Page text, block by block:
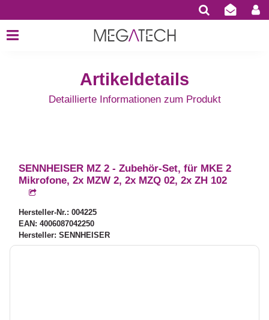
Artikeldetails
Detaillierte Informationen zum Produkt
SENNHEISER MZ 2 - Zubehör-Set, für MKE 2
Mikrofone, 2x MZW 2, 2x MZQ 02, 2x ZH 102
Hersteller-Nr.: 004225
EAN: 4006087042250
Hersteller: SENNHEISER